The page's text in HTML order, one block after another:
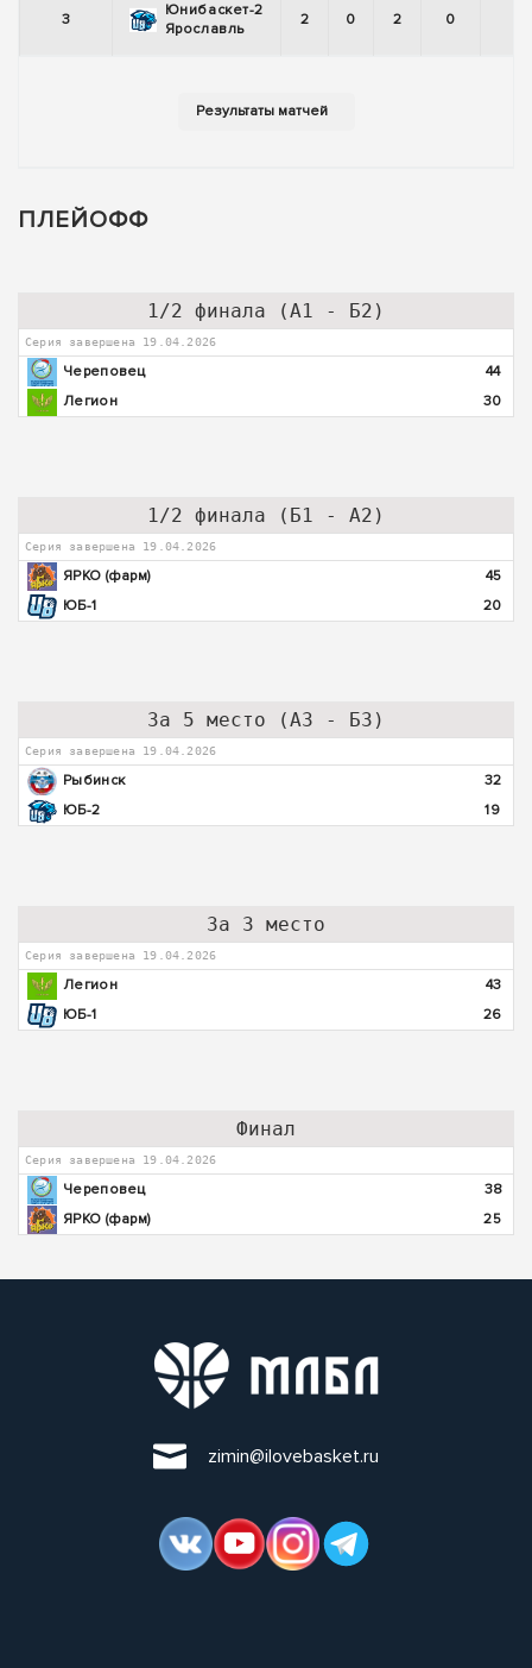
3
Юнибаскет-2
Ярославль
2 0 2 0
ПЛЕЙОФФ
1/2 финала (А1 - Б2)
Серия завершена 19.04.2026
Череповец
44
Легион
30
1/2 финала (Б1 - А2)
Серия завершена 19.04.2026
ЯРКО (фарм)
45
ЮБ-1
20
За 5 место (А3 - Б3)
Серия завершена 19.04.2026
Рыбинск
32
ЮБ-2
19
За 3 место
Серия завершена 19.04.2026
Легион
43
ЮБ-1
26
Финал
Серия завершена 19.04.2026
Череповец
38
ЯРКО (фарм)
25
zimin@ilovebasket.ru